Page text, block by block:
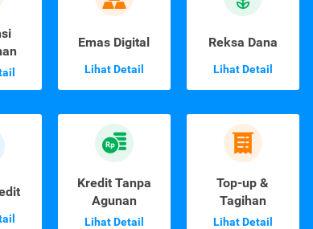
Emas Digital
Lihat Detail
Reksa Dana
Lihat Detail
Kredit Tanpa
Agunan
Lihat Detail
Top-up &
Tagihan
Lihat Detail